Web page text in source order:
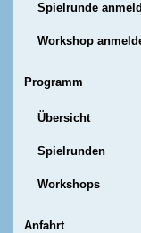
Spielrunde
Workshop
Programm
Übersicht
Spielrunden
Workshops
Anfahrt